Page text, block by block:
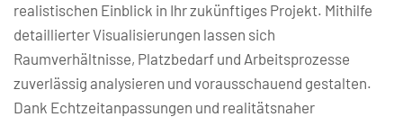
realistischen Einblick in Ihr zukünftiges Projekt. Mithilfe
detaillierter Visualisierungen lassen sich
Raumverhältnisse, Platzbedarf und Arbeitsprozesse
Dank Echtzeitanpassungen und realitätsnaher